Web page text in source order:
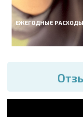
ЕЖЕГОДНЫЕ